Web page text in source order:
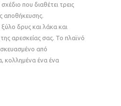
που διαθέτει τρεις
αποθήκευσης.
δρυς και λάκα και
αρεσκείας σας. Το πλαϊνό
από
κολλημένα ένα ένα